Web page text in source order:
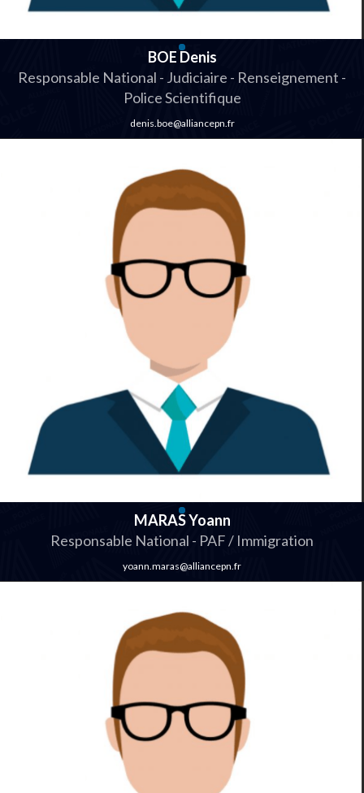
BOE Denis
Responsable National - Judiciaire - Renseignement -
Police Scientifique
denis.boe@alliancepn.fr
MARAS Yoann
Responsable National - PAF / Immigration
yoann.maras@alliancepn.fr